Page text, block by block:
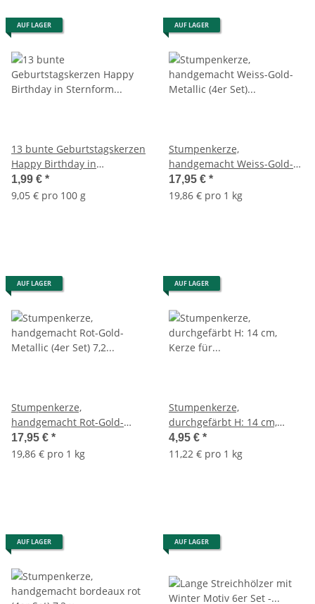
AUF LAGER
13 bunte Geburtstagskerzen
Happy Birthday in
Sternform mit Plastik
Kerzenhalter - Geburtstag
1,99 € *
9,05 € pro 100 g
AUF LAGER
Stumpenkerze,
handgemacht Weiss-Gold-
Metallic (4er Set) 7,2 x 6,8
cm - Kerze für
17,95 € *
19,86 € pro 1 kg
AUF LAGER
Stumpenkerze,
handgemacht Rot-Gold-
Metallic (4er Set) 7,2 x 6,8
cm - Kerze für
17,95 € *
19,86 € pro 1 kg
AUF LAGER
Stumpenkerze,
durchgefärbt H: 14 cm,
Kerze für Adventskranz,
Kerzen (versch. Farben)
4,95 € *
11,22 € pro 1 kg
AUF LAGER AUF LAGER